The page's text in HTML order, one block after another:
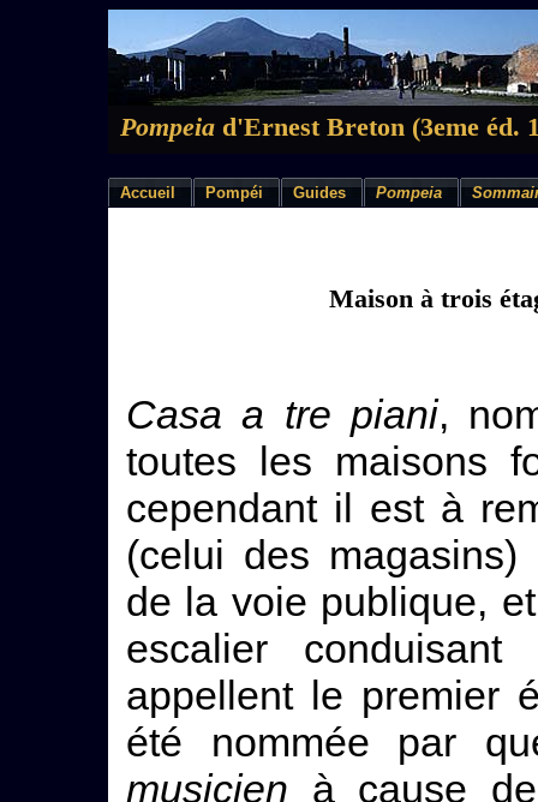
Pompeia d'Ernest Breton (3eme éd.
Accueil Pompéi Guides Pompeia
Maison à trois
Casa a tre piani,
toutes les maisons
cependant il est à
(celui des
de la voie publique,
escalier
appellent le premier
été nommée par
musicien à cause